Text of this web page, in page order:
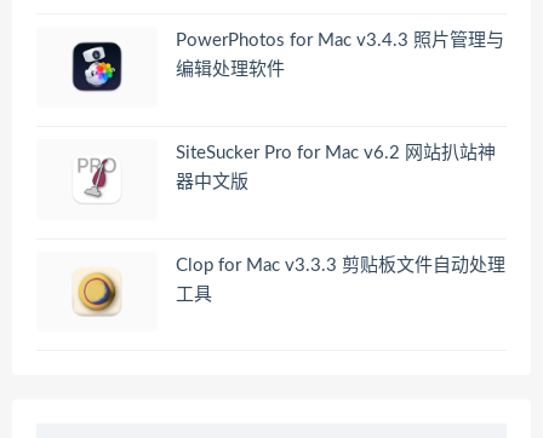
PowerPhotos for Mac v3.4.3 照片管理与
编辑处理软件
SiteSucker Pro for Mac v6.2 网站扒站神
器中文版
Clop for Mac v3.3.3 剪贴板文件自动处理
工具